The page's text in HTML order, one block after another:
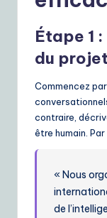
Étape 1
du
Commencez
contraire,
être humain.
« Nous
de